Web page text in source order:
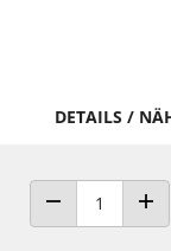
DETAILS /
ANZAHL